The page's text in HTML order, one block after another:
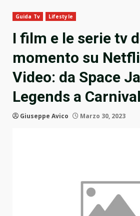
Guida Tv Lifestyle
I film e le serie tv
momento su
Video: da Space
Legends a
Giuseppe Avico Marzo 30, 2023